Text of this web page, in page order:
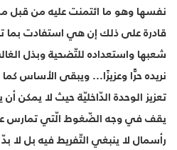
نفسها وهو ما ائتمنت عليه من قبل
قادرة على ذلك إن هي استفادت بما
شعبها واستعداده للتّضحية وبذل
نريده حرًّا وعزيزًا... ويبقى الأساس
تعزيز الوحدة الدّاخليّة حيث لا يمكن
يقف في وجه الضّغوط الّتي تمارس
رأسمال لا ينبغي التّفريط فيه بل لا بدّ